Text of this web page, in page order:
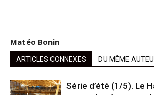
Matéo Bonin
ARTICLES CONNEXES DU MÊME
Série d’été (1/5). Le